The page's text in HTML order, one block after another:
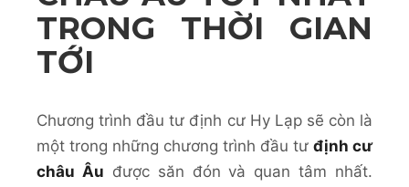
TRONG THỜI GIAN
TỚI
Chương trình đầu tư định cư Hy Lạp sẽ còn là
một trong những chương trình đầu tư định cư
châu Âu được săn đón và quan tâm nhất.